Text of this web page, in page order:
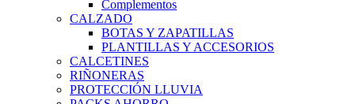
Complementos
CALZADO
BOTAS Y ZAPATILLAS
PLANTILLAS Y ACCESORIOS
CALCETINES
RIÑONERAS
PROTECCIÓN LLUVIA